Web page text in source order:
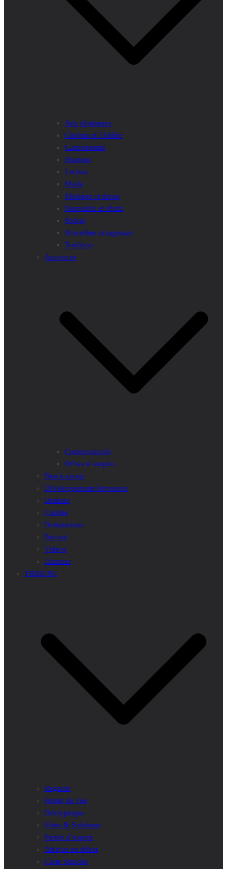
Arts plastiques
Cinéma et Théâtre
Gastronomie
Humour
Lecture
Mode
Musique et danse
Nouvelles et récits
Poésie
Proverbes et sagesses
Tradition
Annonces
Communiqués
Offres d’emploi
Bon à savoir
Développement Personnel
Bourses
Cuisine
Destinations
Portrait
Videos
Humour
TRIBUNE
Regards
Points de vue
Décryptages
Idées & Solutions
Parole d’expert
Afrique en débat
Carte blanche